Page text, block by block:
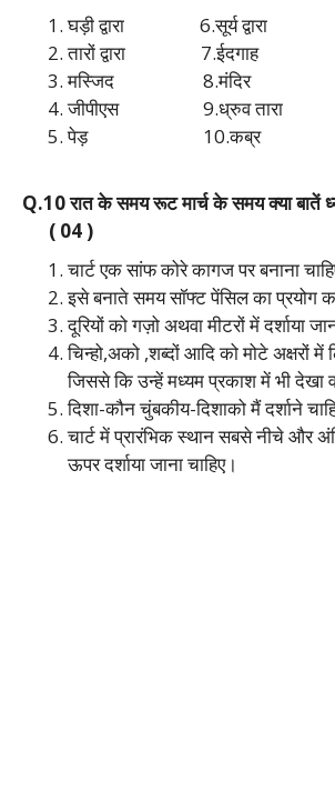
घड़ी द्वारा 6.सूर्य द्वारा
तारों द्वारा 7.ईदगाह
मस्जिद 8.मंदिर
जीपीएस 9.ध्रुव तारा
पेड़ 10.कब्र
Q.10 रात के समय रूट मार्च के समय क्या बातें
( 04 )
चार्ट एक सांफ कोरे कागज पर बनाना
इसे बनाते समय सॉफ्ट पेंसिल का प्रयोग
दूरियों को गज़ो अथवा मीटरों में दर्शाया
चिन्हो,अको ,शब्दों आदि को मोटे अक्षरों में
जिससे कि उन्हें मध्यम प्रकाश में भी देखा
दिशा-कौन चुंबकीय-दिशाको मैं दर्शाने
चार्ट में प्रारंभिक स्थान सबसे नीचे और
ऊपर दर्शाया जाना चाहिए।